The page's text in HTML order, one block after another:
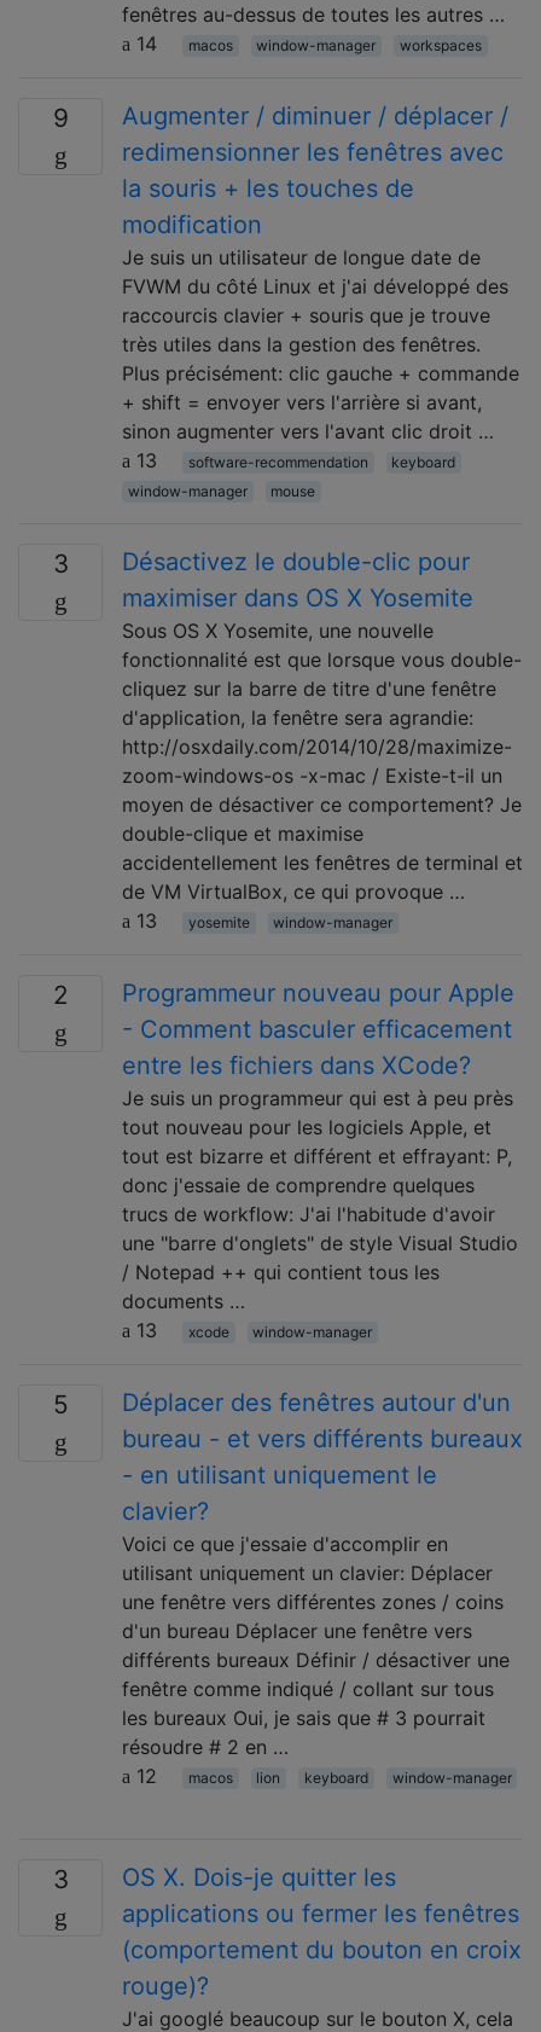
fenêtres au-dessus de toutes les autres …
14
macos window-manager workspaces
9
Augmenter / diminuer / déplacer /
redimensionner les fenêtres avec
la souris + les touches de
modification
Je suis un utilisateur de longue date de
FVWM du côté Linux et j'ai développé des
raccourcis clavier + souris que je trouve
très utiles dans la gestion des fenêtres.
Plus précisément: clic gauche + commande
+ shift = envoyer vers l'arrière si avant,
sinon augmenter vers l'avant clic droit …
13
software-recommendation
keyboard
window-manager
mouse
3
Désactivez le double-clic pour
maximiser dans OS X Yosemite
Sous OS X Yosemite, une nouvelle
fonctionnalité est que lorsque vous double-
cliquez sur la barre de titre d'une fenêtre
d'application, la fenêtre sera agrandie:
http://osxdaily.com/2014/10/28/maximize-
zoom-windows-os -x-mac / Existe-t-il un
moyen de désactiver ce comportement? Je
double-clique et maximise
accidentellement les fenêtres de terminal et
de VM VirtualBox, ce qui provoque …
13
yosemite window-manager
2
Programmeur nouveau pour Apple
- Comment basculer efficacement
entre les fichiers dans XCode?
Je suis un programmeur qui est à peu près
tout nouveau pour les logiciels Apple, et
tout est bizarre et différent et effrayant: P,
donc j'essaie de comprendre quelques
trucs de workflow: J'ai l'habitude d'avoir
une "barre d'onglets" de style Visual Studio
/ Notepad ++ qui contient tous les
documents …
13
xcode window-manager
5
Déplacer des fenêtres autour d'un
bureau - et vers différents bureaux
- en utilisant uniquement le
clavier?
Voici ce que j'essaie d'accomplir en
utilisant uniquement un clavier: Déplacer
une fenêtre vers différentes zones / coins
d'un bureau Déplacer une fenêtre vers
différents bureaux Définir / désactiver une
fenêtre comme indiqué / collant sur tous
les bureaux Oui, je sais que # 3 pourrait
résoudre # 2 en …
12
macos lion keyboard window-manager
3
OS X. Dois-je quitter les
applications ou fermer les fenêtres
(comportement du bouton en croix
rouge)?
J'ai googlé beaucoup sur le bouton X, cela